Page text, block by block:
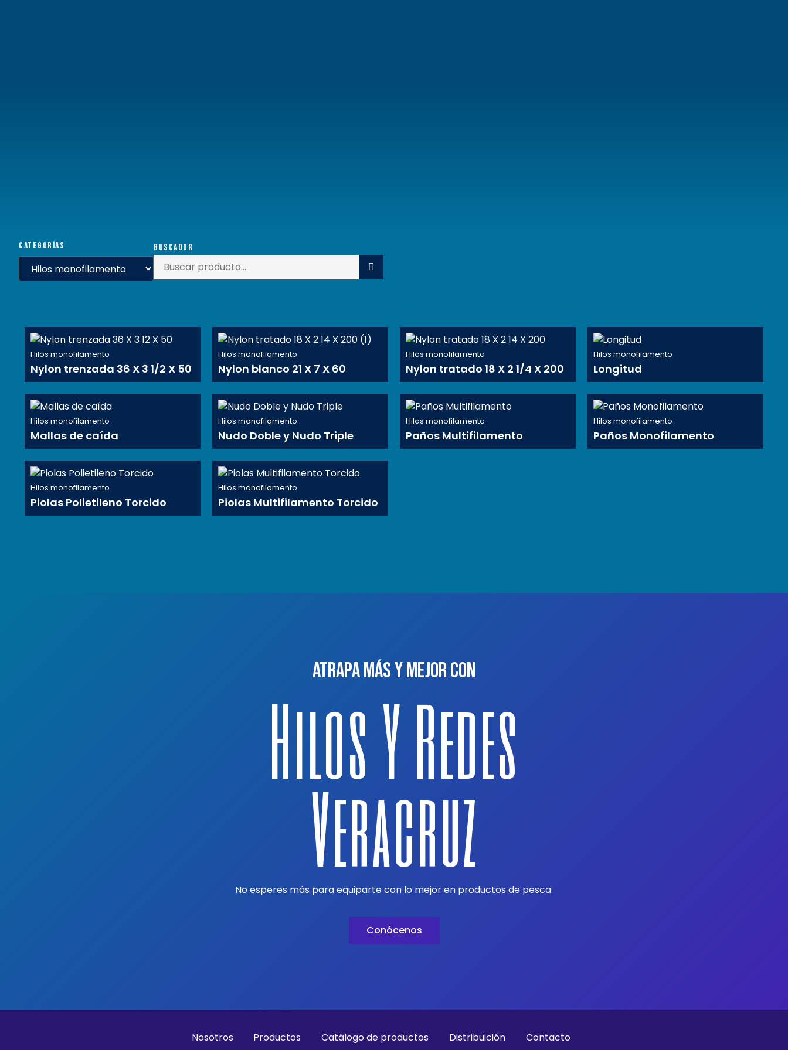
CATEGORÍAS BUSCADOR
Hilos monofilamento
Nylon trenzada 36 X 3 1/2 X 50
Hilos monofilamento
Nylon blanco 21 X 7 X 60
Hilos monofilamento
Nylon tratado 18 X 2 1/4 X 200
Hilos monofilamento
Longitud
Hilos monofilamento
Mallas de caída
Hilos monofilamento
Nudo Doble y Nudo Triple
Hilos monofilamento
Paños Multifilamento
Hilos monofilamento
Paños Monofilamento
Hilos monofilamento
Piolas Polietileno Torcido
Hilos monofilamento
Piolas Multifilamento Torcido
Atrapa más y mejor con
Hilos Y Redes
Veracruz
No esperes más para equiparte con lo mejor en productos de pesca.
Conócenos
Nosotros Productos Catálogo de productos Distribuición Contacto